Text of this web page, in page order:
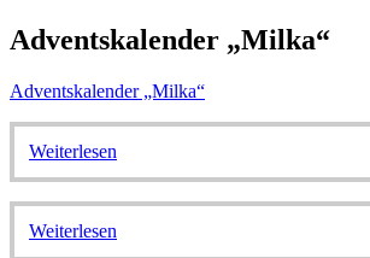
Adventskalender „Milka“
Adventskalender „Milka“
Weiterlesen
Weiterlesen